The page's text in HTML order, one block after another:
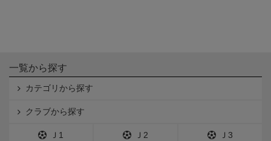
一覧から探す
カテゴリから探す
クラブから探す
Ｊ1 Ｊ2 Ｊ3